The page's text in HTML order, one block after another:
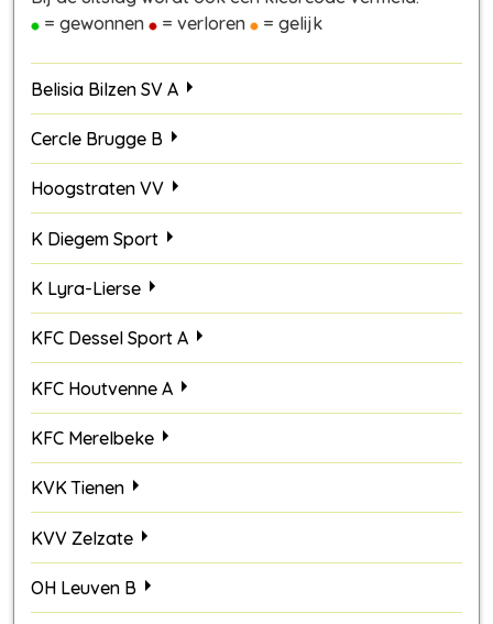
= gewonnen
= verloren = gelijk
Belisia Bilzen SV A
Cercle Brugge B
Hoogstraten VV
K Diegem Sport
K Lyra-Lierse
KFC Dessel Sport A
KFC Houtvenne A
KFC Merelbeke
KVK Tienen
KVV Zelzate
OH Leuven B